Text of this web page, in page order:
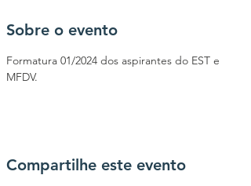
Sobre o evento
Formatura 01/2024 dos aspirantes do EST e
MFDV.
Compartilhe este evento